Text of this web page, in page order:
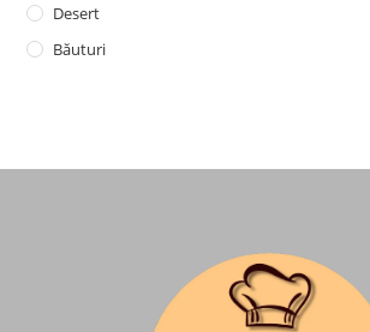
Desert
Băuturi